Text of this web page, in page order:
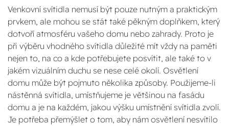
Venkovní svítidla nemusí být pouze nutným a praktickým
prvkem, ale mohou se stát také pěkným doplňkem, který
dotvoří atmosféru vašeho domu nebo zahrady. Proto je
při výběru vhodného svítidla důležité mít vždy na paměti
nejen to, na co a kde potřebujete posvítit, ale také to v
jakém vizuálním duchu se nese celé okolí. Osvětlení
domu může být pojmuto několika způsoby. Použijeme-li
nástěnná svítidla, umístňujeme je většinou na fasádu
domu a je na každém, jakou výšku umístnění svítidla zvolí.
Je potřeba přemýšlet o tom, aby nám osvětlení nesvítilo